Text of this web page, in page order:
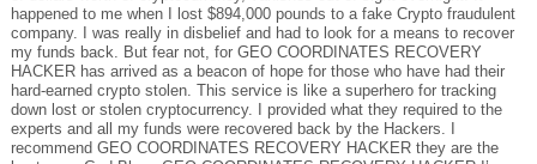
happened to me when I lost $894,000 pounds to a fake Crypto fraudulent
company. I was really in disbelief and had to look for a means to recover
my funds back. But fear not, for GEO COORDINATES RECOVERY
HACKER has arrived as a beacon of hope for those who have had their
hard-earned crypto stolen. This service is like a superhero for tracking
down lost or stolen cryptocurrency. I provided what they required to the
experts and all my funds were recovered back by the Hackers. I
recommend GEO COORDINATES RECOVERY HACKER they are the